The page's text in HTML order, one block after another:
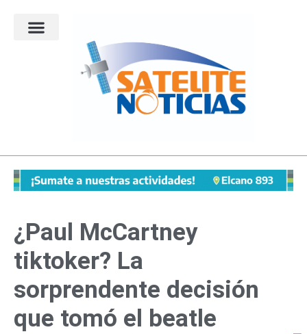
¿Paul McCartney
tiktoker? La
sorprendente decisión
que tomó el beatle